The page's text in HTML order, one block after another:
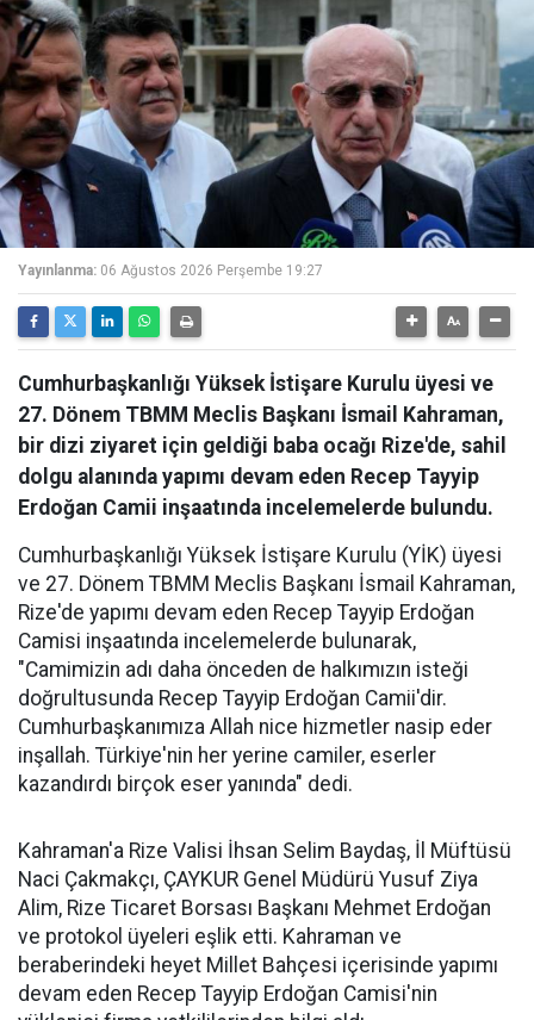
Yayınlanma: 06 Ağustos 2026 Perşembe 19:27
Cumhurbaşkanlığı Yüksek İstişare Kurulu üyesi ve
27. Dönem TBMM Meclis Başkanı İsmail Kahraman,
bir dizi ziyaret için geldiği baba ocağı Rize'de, sahil
dolgu alanında yapımı devam eden Recep Tayyip
Erdoğan Camii inşaatında incelemelerde bulundu.
Cumhurbaşkanlığı Yüksek İstişare Kurulu (YİK) üyesi
ve 27. Dönem TBMM Meclis Başkanı İsmail Kahraman,
Rize'de yapımı devam eden Recep Tayyip Erdoğan
Camisi inşaatında incelemelerde bulunarak,
"Camimizin adı daha önceden de halkımızın isteği
doğrultusunda Recep Tayyip Erdoğan Camii'dir.
Cumhurbaşkanımıza Allah nice hizmetler nasip eder
inşallah. Türkiye'nin her yerine camiler, eserler
kazandırdı birçok eser yanında" dedi.
Kahraman'a Rize Valisi İhsan Selim Baydaş, İl Müftüsü
Naci Çakmakçı, ÇAYKUR Genel Müdürü Yusuf Ziya
Alim, Rize Ticaret Borsası Başkanı Mehmet Erdoğan
ve protokol üyeleri eşlik etti. Kahraman ve
beraberindeki heyet Millet Bahçesi içerisinde yapımı
devam eden Recep Tayyip Erdoğan Camisi'nin